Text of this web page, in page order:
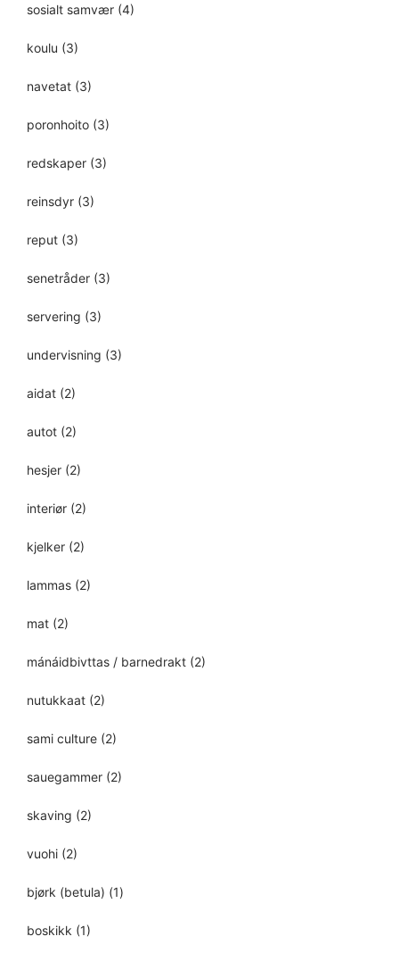
sosialt samvær (4)
koulu (3)
navetat (3)
poronhoito (3)
redskaper (3)
reinsdyr (3)
reput (3)
senetråder (3)
servering (3)
undervisning (3)
aidat (2)
autot (2)
hesjer (2)
interiør (2)
kjelker (2)
lammas (2)
mat (2)
mánáidbivttas / barnedrakt (2)
nutukkaat (2)
sami culture (2)
sauegammer (2)
skaving (2)
vuohi (2)
bjørk (betula) (1)
boskikk (1)